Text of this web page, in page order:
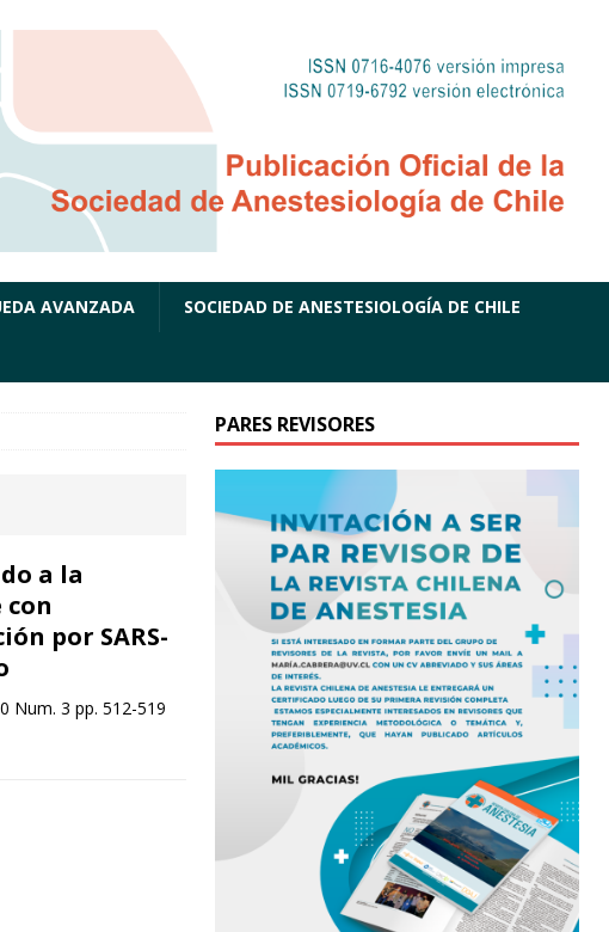
AVANZADA SOCIEDAD DE ANESTESIOLOGÍA DE CHILE
a la
con
por SARS-
Num. 3 pp. 512-519
PARES REVISORES